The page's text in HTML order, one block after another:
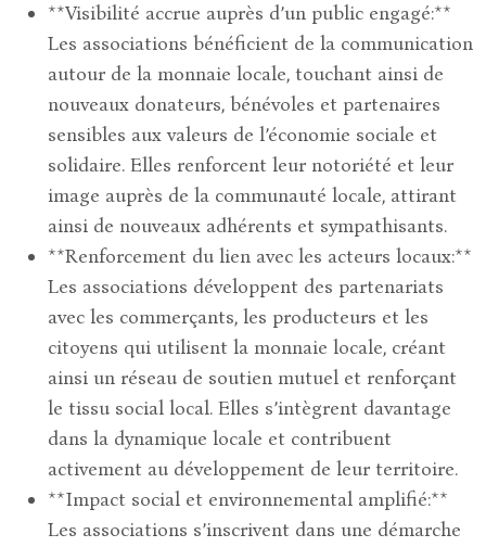
**Visibilité accrue auprès d’un public engagé:**
Les associations bénéficient de la communication
autour de la monnaie locale, touchant ainsi de
nouveaux donateurs, bénévoles et partenaires
sensibles aux valeurs de l’économie sociale et
solidaire. Elles renforcent leur notoriété et leur
image auprès de la communauté locale, attirant
ainsi de nouveaux adhérents et sympathisants.
**Renforcement du lien avec les acteurs locaux:**
Les associations développent des partenariats
avec les commerçants, les producteurs et les
citoyens qui utilisent la monnaie locale, créant
ainsi un réseau de soutien mutuel et renforçant
le tissu social local. Elles s’intègrent davantage
dans la dynamique locale et contribuent
activement au développement de leur territoire.
**Impact social et environnemental amplifié:**
Les associations s’inscrivent dans une démarche